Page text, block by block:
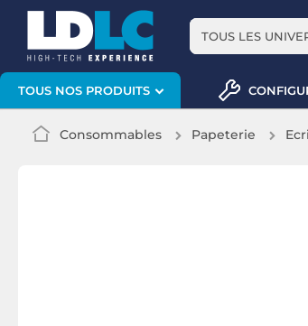
TOUS LES
TOUS NOS PRODUITS
Consommables Papeterie